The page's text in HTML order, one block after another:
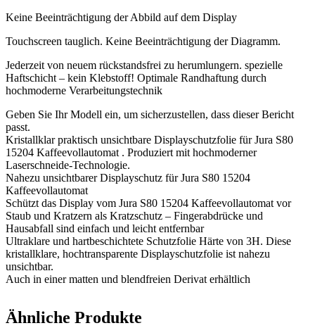
Keine Beeinträchtigung der Abbild auf dem Display
Touchscreen tauglich. Keine Beeinträchtigung der Diagramm.
Jederzeit von neuem rückstandsfrei zu herumlungern. spezielle
Haftschicht – kein Klebstoff! Optimale Randhaftung durch
hochmoderne Verarbeitungstechnik
Geben Sie Ihr Modell ein, um sicherzustellen, dass dieser Bericht
passt.
Kristallklar praktisch unsichtbare Displayschutzfolie für Jura S80
15204 Kaffeevollautomat . Produziert mit hochmoderner
Laserschneide-Technologie.
Nahezu unsichtbarer Displayschutz für Jura S80 15204
Kaffeevollautomat
Schützt das Display vom Jura S80 15204 Kaffeevollautomat vor
Staub und Kratzern als Kratzschutz – Fingerabdrücke und
Hausabfall sind einfach und leicht entfernbar
Ultraklare und hartbeschichtete Schutzfolie Härte von 3H. Diese
kristallklare, hochtransparente Displayschutzfolie ist nahezu
unsichtbar.
Auch in einer matten und blendfreien Derivat erhältlich
Ähnliche Produkte